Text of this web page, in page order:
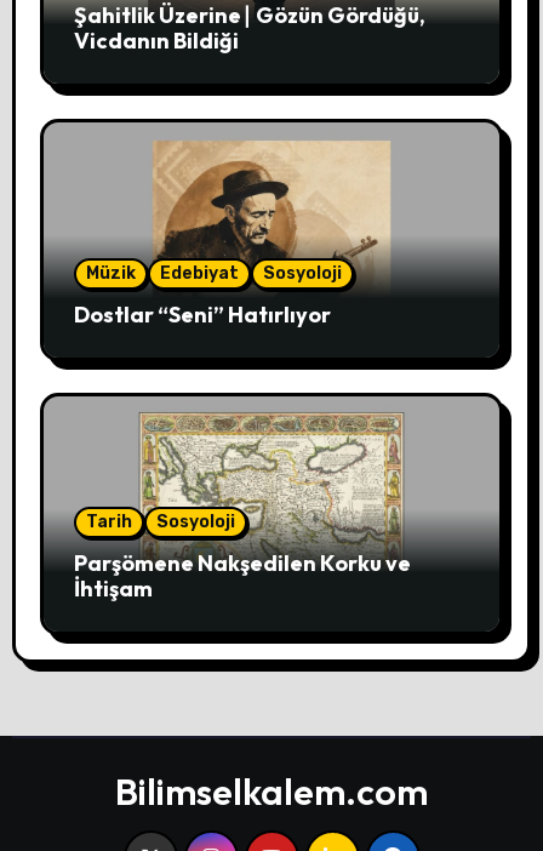
Şahitlik Üzerine∣ Gözün Gördüğü,
Vicdanın Bildiği
Müzik Edebiyat Sosyoloji
Dostlar “Seni” Hatırlıyor
Tarih Sosyoloji
Parşömene Nakşedilen Korku ve
İhtişam
Bilimselkalem.com